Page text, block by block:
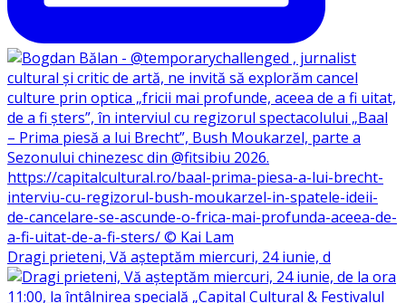
Dragi prieteni, Vă așteptăm miercuri, 24 iunie, d